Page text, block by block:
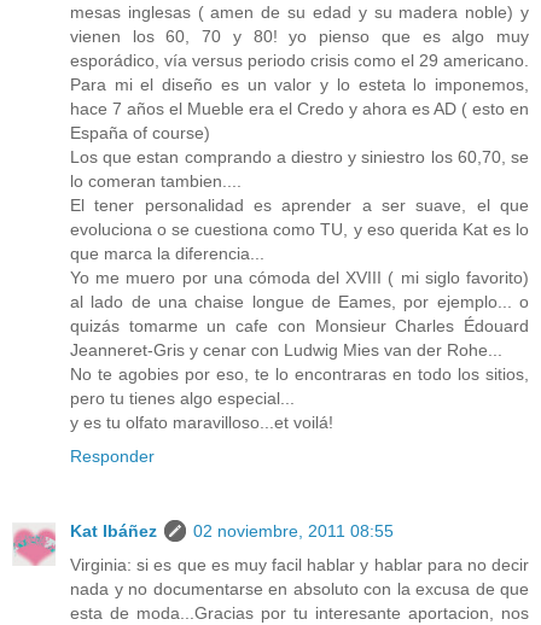
mesas inglesas ( amen de su edad y su madera noble) y
vienen los 60, 70 y 80! yo pienso que es algo muy
esporádico, vía versus periodo crisis como el 29 americano.
Para mi el diseño es un valor y lo esteta lo imponemos,
hace 7 años el Mueble era el Credo y ahora es AD ( esto en
España of course)
Los que estan comprando a diestro y siniestro los 60,70, se
lo comeran tambien....
El tener personalidad es aprender a ser suave, el que
evoluciona o se cuestiona como TU, y eso querida Kat es lo
que marca la diferencia...
Yo me muero por una cómoda del XVIII ( mi siglo favorito)
al lado de una chaise longue de Eames, por ejemplo... o
quizás tomarme un cafe con Monsieur Charles Édouard
Jeanneret-Gris y cenar con Ludwig Mies van der Rohe...
No te agobies por eso, te lo encontraras en todo los sitios,
pero tu tienes algo especial...
y es tu olfato maravilloso...et voilá!
Responder
Kat Ibáñez
02 noviembre, 2011 08:55
Virginia: si es que es muy facil hablar y hablar para no decir
nada y no documentarse en absoluto con la excusa de que
esta de moda...Gracias por tu interesante aportacion, nos